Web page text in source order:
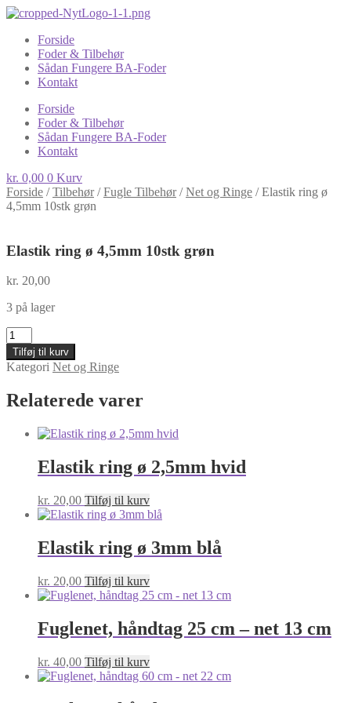
Forside
Foder & Tilbehør
Sådan Fungere BA-Foder
Kontakt
Forside
Foder & Tilbehør
Sådan Fungere BA-Foder
Kontakt
kr. 0,00 0 Kurv
Forside /Tilbehør/Fugle Tilbehør/Net og Ringe /Elastik ring ø
4,5mm 10stk grøn
Elastik ring ø 4,5mm 10stk grøn
kr. 20,00
3 på lager
Elastik
ring
ø
4,5mm
10stk
grøn
Tilføj til kurv
Kategori Net og Ringe
Relaterede varer
Elastik ring ø 2,5mm hvid
kr. 20,00 Tilføj til kurv
Elastik ring ø 3mm blå
kr. 20,00 Tilføj til kurv
Fuglenet, håndtag 25 cm – net 13 cm
kr. 40,00 Tilføj til kurv